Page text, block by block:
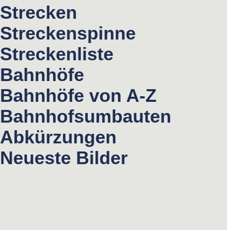
Strecken
Streckenspinne
Streckenliste
Bahnhöfe
Bahnhöfe von A-Z
Bahnhofsumbauten
Abkürzungen
Neueste Bilder